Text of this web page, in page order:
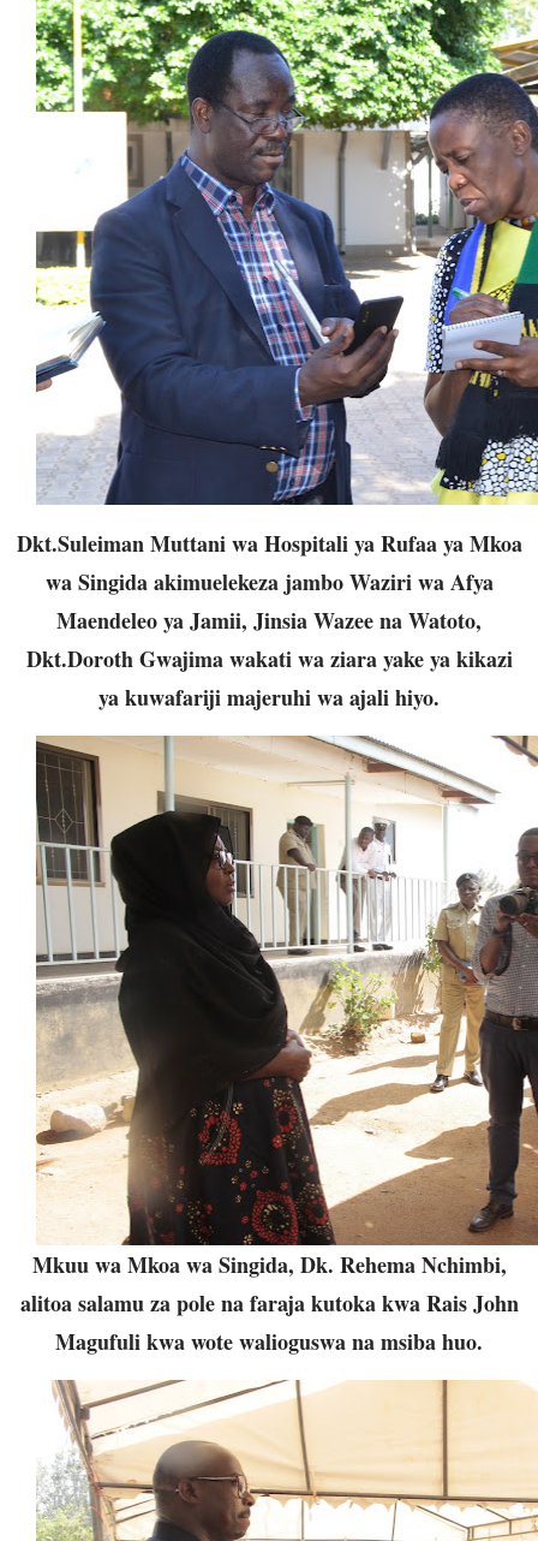
Dkt.Suleiman Muttani wa Hospitali ya Rufaa ya Mkoa
wa Singida akimuelekeza jambo Waziri wa Afya
Maendeleo ya Jamii, Jinsia Wazee na Watoto,
Dkt.Doroth Gwajima wakati wa ziara yake ya kikazi
ya kuwafariji majeruhi wa ajali hiyo.
Mkuu wa Mkoa wa Singida, Dk. Rehema Nchimbi,
alitoa salamu za pole na faraja kutoka kwa Rais John
Magufuli kwa wote walioguswa na msiba huo.